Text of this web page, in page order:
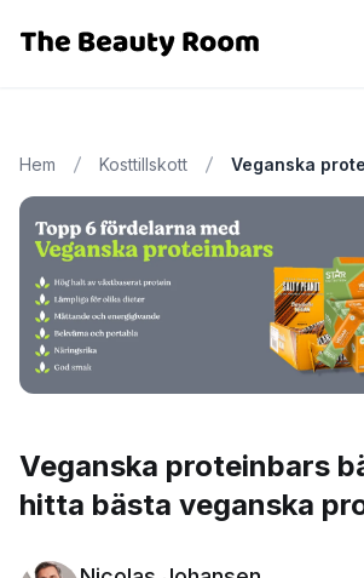
Hem Kosttillskott Veganska
Veganska proteinbars
hitta bästa veganska